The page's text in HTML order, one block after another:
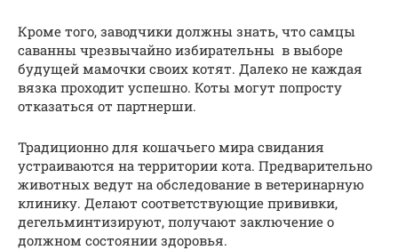
Кроме того, заводчики должны знать, что самцы
саванны чрезвычайно избирательны в выборе
будущей мамочки своих котят. Далеко не каждая
вязка проходит успешно. Коты могут попросту
отказаться от партнерши.
Традиционно для кошачьего мира свидания
устраиваются на территории кота. Предварительно
животных ведут на обследование в ветеринарную
клинику. Делают соответствующие прививки,
дегельминтизируют, получают заключение о
должном состоянии здоровья.